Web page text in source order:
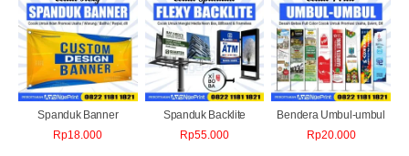
Spanduk Banner
Rp18.000
Spanduk Backlite
Rp55.000
Bendera Umbul-umbul
Rp20.000